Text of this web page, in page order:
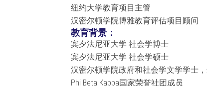
纽约大学教育项目主管
汉密尔顿学院博雅教育评估项目顾问
教育背景：
宾夕法尼亚大学 社会学博士
宾夕法尼亚大学 社会学硕士
汉密尔顿学院政府和社会学文学学士
Phi Beta Kappa国家荣誉社团成员